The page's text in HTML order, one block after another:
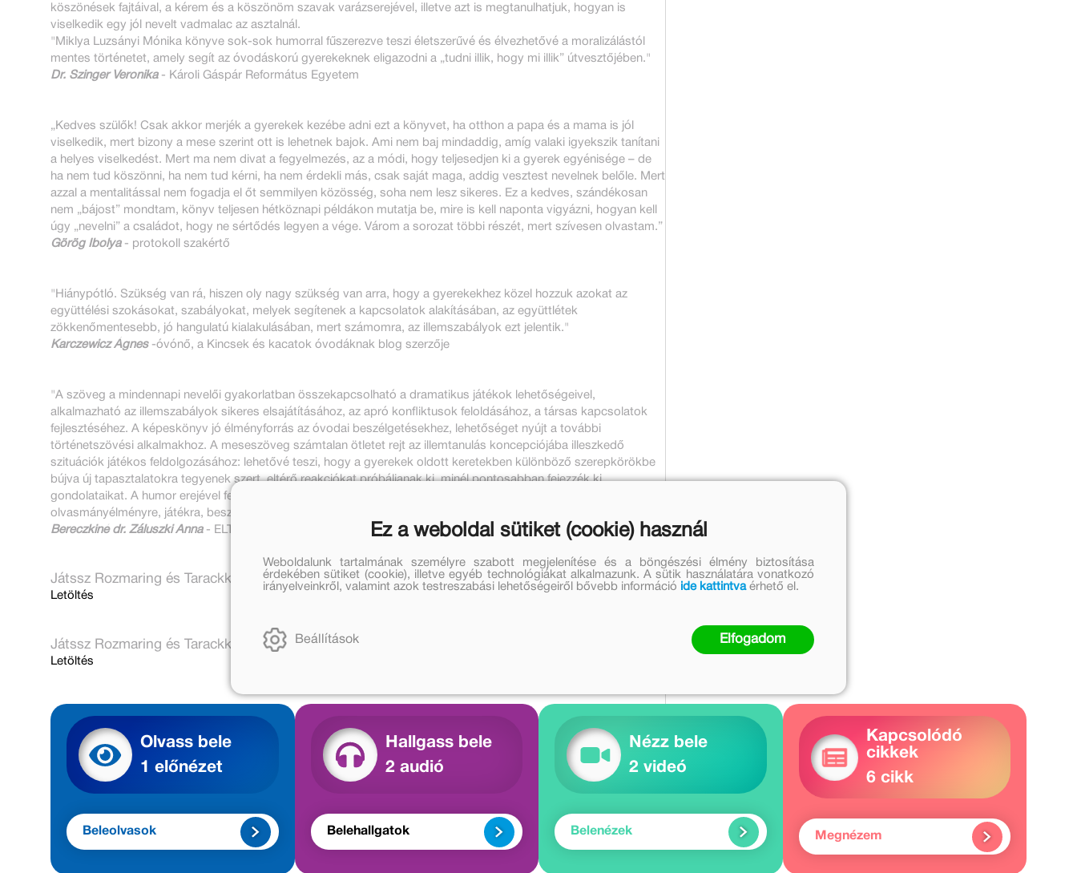
köszönések fajtáival, a kérem és a köszönöm szavak varázserejével, illetve azt is megtanulhatjuk, hogyan is
viselkedik egy jól nevelt vadmalac az asztalnál.
"Miklya Luzsányi Mónika könyve sok-sok humorral fűszerezve teszi életszerűvé és élvezhetővé a moralizálástól
mentes történetet, amely segít az óvodáskorú gyerekeknek eligazodni a „tudni illik, hogy mi illik” útvesztőjében."
Dr. Szinger Veronika - Károli Gáspár Református Egyetem
„Kedves szülők! Csak akkor merjék a gyerekek kezébe adni ezt a könyvet, ha otthon a papa és a mama is jól
viselkedik, mert bizony a mese szerint ott is lehetnek bajok. Ami nem baj mindaddig, amíg valaki igyekszik tanítani
a helyes viselkedést. Mert ma nem divat a fegyelmezés, az a módi, hogy teljesedjen ki a gyerek egyénisége – de
ha nem tud köszönni, ha nem tud kérni, ha nem érdekli más, csak saját maga, addig vesztest nevelnek belőle. Mert
azzal a mentalitással nem fogadja el őt semmilyen közösség, soha nem lesz sikeres. Ez a kedves, szándékosan
nem „bájost” mondtam, könyv teljesen hétköznapi példákon mutatja be, mire is kell naponta vigyázni, hogyan kell
úgy „nevelni” a családot, hogy ne sértődés legyen a vége. Várom a sorozat többi részét, mert szívesen olvastam.”
Görög Ibolya- protokoll szakértő
"Hiánypótló. Szükség van rá, hiszen oly nagy szükség van arra, hogy a gyerekekhez közel hozzuk azokat az
együttélési szokásokat, szabályokat, melyek segítenek a kapcsolatok alakításában, az együttlétek
zökkenőmentesebb, jó hangulatú kialakulásában, mert számomra, az illemszabályok ezt jelentik."
Karczewicz Ágnes -óvónő, a Kincsek és kacatok óvodáknak blog szerzője
"A szöveg a mindennapi nevelői gyakorlatban összekapcsolható a dramatikus játékok lehetőségeivel,
alkalmazható az illemszabályok sikeres elsajátításához, az apró konfliktusok feloldásához, a társas kapcsolatok
fejlesztéséhez. A képeskönyv jó élményforrás az óvodai beszélgetésekhez, lehetőséget nyújt a további
történetszövési alkalmakhoz. A meseszöveg számtalan ötletet rejt az illemtanulás koncepciójába illeszkedő
szituációk játékos feldolgozásához: lehetővé teszi, hogy a gyerekek oldott keretekben különböző szerepkörökbe
bújva új tapasztalatokra tegyenek szert, eltérő reakciókat próbáljanak ki, minél pontosabban fejezzék ki
gondolataikat. A humor erejével felvértezett képes mesekönyv az óvodai feldolgozáson túl otthoni közös
olvasmányélményre, játékra, beszélgetésekre is alkalmat ad. "
Bereczkiné dr. Záluszki Anna- ELTE TÓK
Játssz Rozmaring és Tarackkal, keresd meg a 8 különbséget!
Letöltés
Játssz Rozmaring és Tarackkal! Vágj, ragassz, színezz!
Letöltés
Olvass bele
1 előnézet
Beleolvasok
Hallgass bele
2 audió
Belehallgatok
Nézz bele
2 videó
Belenézek
Kapcsolódó
cikkek
6 cikk
Megnézem
Ez a weboldal sütiket (cookie) használ
Weboldalunk tartalmának személyre szabott megjelenítése és a böngészési élmény biztosítása
érdekében sütiket (cookie), illetve egyéb technológiákat alkalmazunk. A sütik használatára vonatkozó
irányelveinkről, valamint azok testreszabási lehetőségeiről bővebb információ ide kattintvaérhető el.
Beállítások Elfogadom